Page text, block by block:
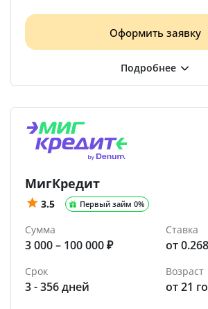
Оформить заявку
МигКредит
3.5 Первый займ 0%
Сумма
3 000 – 100 000 ₽
Ставка
от
Срок
3 - 356 дней
Возраст
от 21